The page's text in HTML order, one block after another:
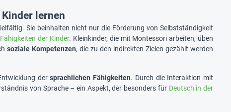
lernen
Sie beinhalten nicht nur die Förderung von Selbstständigkeit
der Kinder. Kleinkinder, die mit Montessori arbeiten, üben
soziale Kompetenzen, die zu den indirekten Zielen gezählt werden
dersprachlichen Fähigkeiten. Durch die Interaktion mit
von Sprache – ein Aspekt, der besonders für Deutsch in der